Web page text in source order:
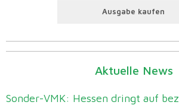
Ausgabe kaufen
Aktuelle News
Sonder-VMK: Hessen dringt auf